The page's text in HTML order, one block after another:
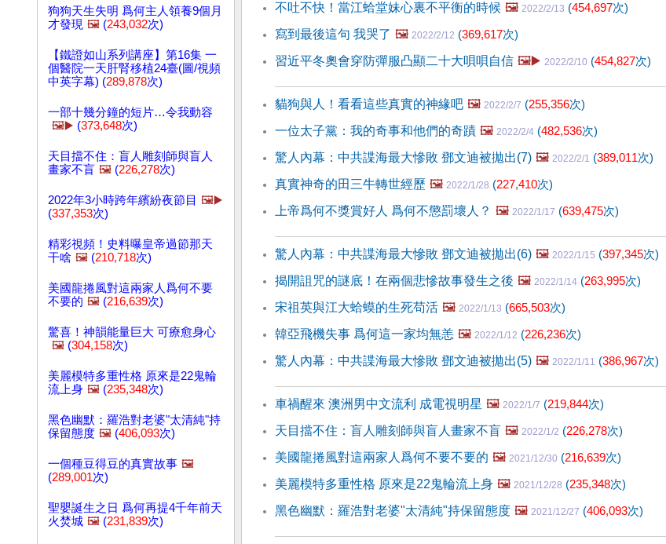
狗狗天生失明 爲何主人領養9個月
才發現 🖼️ (243,032次)
【鐵證如山系列講座】第16集 一
個醫院一天肝腎移植24臺(圖/視頻
中英字幕) (289,878次)
一部十幾分鐘的短片…令我動容
🖼️▶️ (373,648次)
天目擋不住：盲人雕刻師與盲人
畫家不盲 🖼️ (226,278次)
2022年3小時跨年繽紛夜節目 🖼️▶️
(337,353次)
精彩視頻！史料曝皇帝過節那天
干啥 🖼️ (210,718次)
美國龍捲風對這兩家人爲何不要
不要的 🖼️ (216,639次)
驚喜！神韻能量巨大 可療愈身心
🖼️ (304,158次)
美麗模特多重性格 原來是22鬼輪
流上身 🖼️ (235,348次)
黑色幽默：羅浩對老婆"太清純"持
保留態度 🖼️ (406,093次)
一個種豆得豆的真實故事 🖼️
(289,001次)
聖嬰誕生之日 爲何再提4千年前天
火焚城 🖼️ (231,839次)
不吐不快！當江蛤堂妹心裏不平衡的時候 🖼️ 2022/2/13 (454,697次)
寫到最後這句 我哭了 🖼️ 2022/2/12 (369,617次)
習近平冬奧會穿防彈服凸顯二十大唄唄自信 🖼️▶️ 2022/2/10 (454,827次)
貓狗與人！看看這些真實的神緣吧 🖼️ 2022/2/7 (255,356次)
一位太子黨：我的奇事和他們的奇蹟 🖼️ 2022/2/4 (482,536次)
驚人內幕：中共諜海最大慘敗 鄧文迪被拋出(7) 🖼️ 2022/2/1 (389,011次)
真實神奇的田三牛轉世經歷 🖼️ 2022/1/28 (227,410次)
上帝爲何不獎賞好人 爲何不懲罰壞人？ 🖼️ 2022/1/17 (639,475次)
驚人內幕：中共諜海最大慘敗 鄧文迪被拋出(6) 🖼️ 2022/1/15 (397,345次)
揭開詛咒的謎底！在兩個悲慘故事發生之後 🖼️ 2022/1/14 (263,995次)
宋祖英與江大蛤蟆的生死苟活 🖼️ 2022/1/13 (665,503次)
韓亞飛機失事 爲何這一家均無恙 🖼️ 2022/1/12 (226,236次)
驚人內幕：中共諜海最大慘敗 鄧文迪被拋出(5) 🖼️ 2022/1/11 (386,967次)
車禍醒來 澳洲男中文流利 成電視明星 🖼️ 2022/1/7 (219,844次)
天目擋不住：盲人雕刻師與盲人畫家不盲 🖼️ 2022/1/2 (226,278次)
美國龍捲風對這兩家人爲何不要不要的 🖼️ 2021/12/30 (216,639次)
美麗模特多重性格 原來是22鬼輪流上身 🖼️ 2021/12/28 (235,348次)
黑色幽默：羅浩對老婆"太清純"持保留態度 🖼️ 2021/12/27 (406,093次)